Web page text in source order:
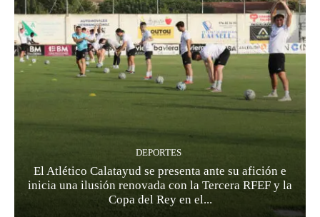
DEPORTES
El Atlético Calatayud se presenta ante su afición e
inicia una ilusión renovada con la Tercera RFEF y la
Copa del Rey en el...